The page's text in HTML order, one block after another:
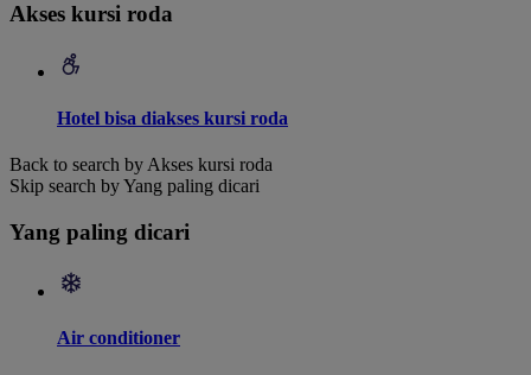
Akses kursi roda
Hotel bisa diakses kursi roda
Back to search by Akses kursi roda
Skip search by Yang paling dicari
Yang paling dicari
Air conditioner